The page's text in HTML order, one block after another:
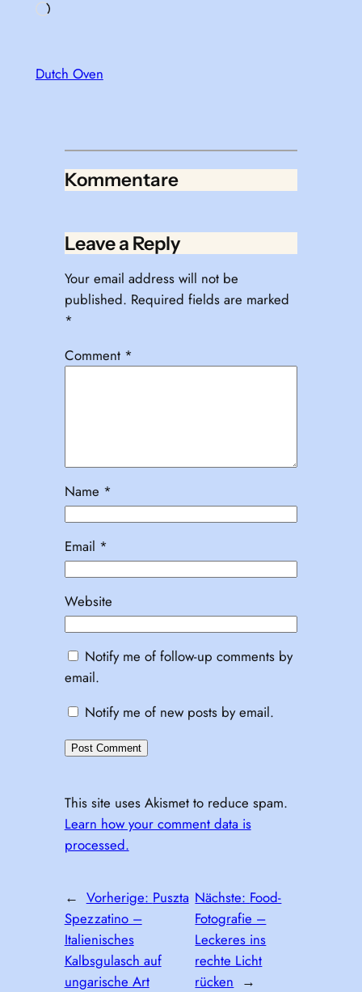
Loading…
Dutch Oven
Kommentare
Leave a Reply
Your email address will not be
published. Required fields are marked
*
Comment *
Name *
Email *
Website
Notify me of follow-up comments by
email.
Notify me of new posts by email.
This site uses Akismet to reduce spam.
Learn how your comment data is
processed.
← Vorherige: Puszta
Spezzatino –
Italienisches
Kalbsgulasch auf
ungarische Art
Nächste: Food-
Fotografie –
Leckeres ins
rechte Licht
rücken →